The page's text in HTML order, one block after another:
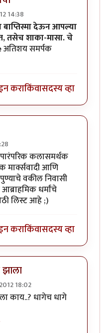
14:38
byचित्रगुप्त
देऊन आपल्या
तसेच शाका-मासा. चे
अतिशय समर्पक
कराकिंवासदस्य व्हा
byचित्रगुप्त
पारंपरिक कलासमर्थक
आणि
वकील निवासी
धर्मांचे
लिस्ट आहे ;)
कराकिंवासदस्य व्हा
18:02
byबॅटमॅन
काय..? धागेच धागे